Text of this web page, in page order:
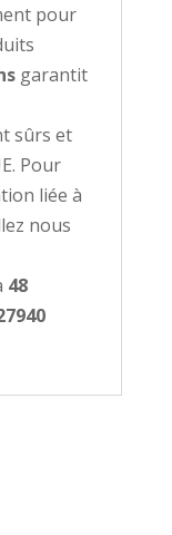
pour
garantit
sûrs et
Pour
liée à
nous
48